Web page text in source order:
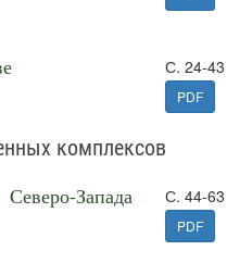
С. 24-43
PDF
комплексов
Запада
С. 44-63
PDF